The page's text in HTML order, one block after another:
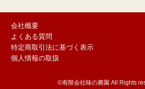
会社概要
よくある質問
特定商取引法に基づく表示
個人情報の取扱
©有限会社味の農園 All Rights